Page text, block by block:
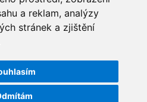
a reklam, analýzy
stránek a zjištění